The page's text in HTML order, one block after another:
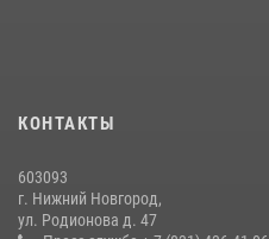
КОНТАКТЫ
603093
г. Нижний Новгород,
ул. Родионова д. 47